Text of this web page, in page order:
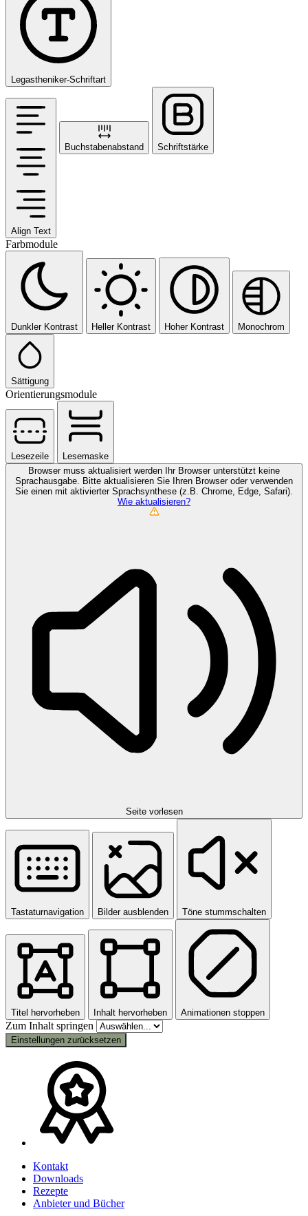
Legastheniker-Schriftart
Align Text
Buchstabenabstand Schriftstärke
Farbmodule
Dunkler Kontrast Heller Kontrast Hoher Kontrast Monochrom
Sättigung
Orientierungsmodule
Lesezeile
Lesemaske
Browser muss aktualisiert werden
Ihr Browser unterstützt keine
Sprachausgabe. Bitte aktualisieren Sie Ihren Browser oder verwenden
Sie einen mit aktivierter Sprachsynthese (z.B. Chrome, Edge, Safari).
Wie aktualisieren?
Seite vorlesen
Tastaturnavigation Bilder ausblenden Töne stummschalten
Titel hervorheben Inhalt hervorheben Animationen stoppen
Zum Inhalt springen
Einstellungen zurücksetzen
Kontakt
Downloads
Rezepte
Anbieter und Bücher